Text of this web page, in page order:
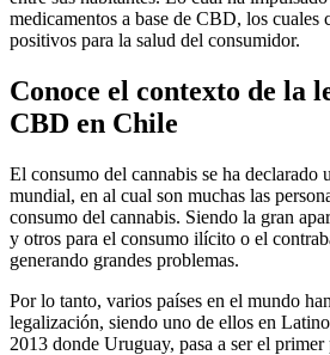
medicamentos a base de CBD, los cuales
positivos para la salud del consumidor.
Conoce el contexto de la
CBD en Chile
El consumo del cannabis se ha declarado
mundial, en al cual son muchas las
consumo del cannabis. Siendo la gran
y otros para el consumo ilícito o el
generando grandes problemas.
Por lo tanto, varios países en el mundo
legalización, siendo uno de ellos en
2013 donde Uruguay, pasa a ser el